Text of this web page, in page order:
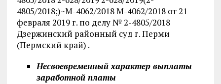
4805/2018;)~М-4062/2018 М-4062/2018 от 21
февраля 2019 г. по делу № 2-4805/2018
Дзержинский районный суд г. Перми
(Пермский край) .
Несвоевременный характер выплаты
заработной платы